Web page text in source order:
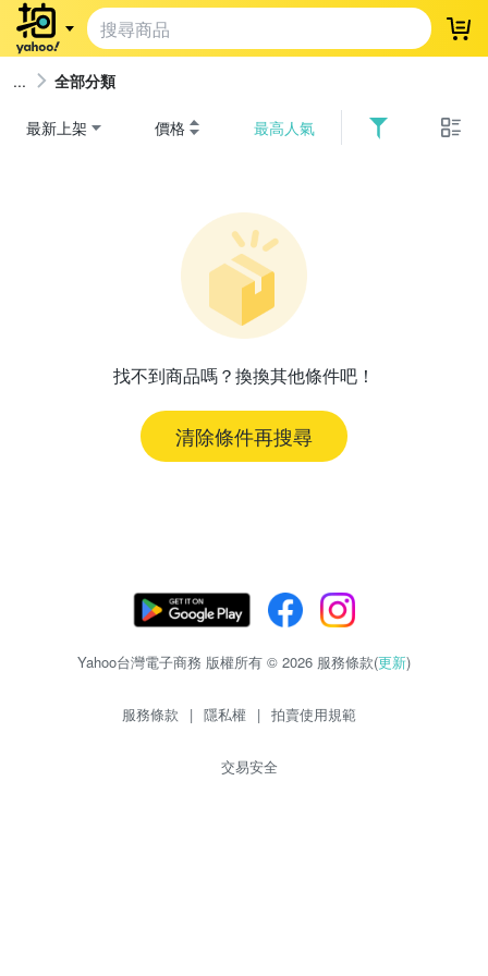
登
全部分類
最新上架 價格 最高人氣
找不到商品嗎？換換其他條件吧！
清除條件再搜尋
Yahoo台灣電子商務 版權所有 © 2026 服務條款(更新)
服務條款 | 隱私權 | 拍賣使用規範
交易安全